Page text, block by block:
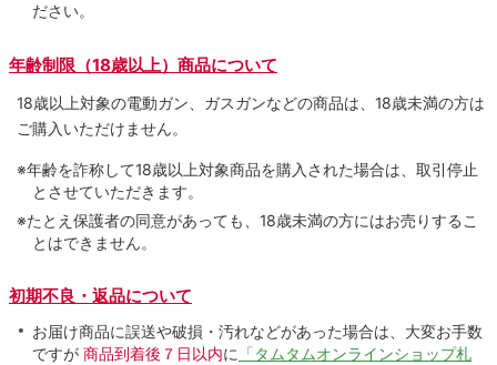
ださい。
年齢制限（18歳以上）商品について
18歳以上対象の電動ガン、ガスガンなどの商品は、18歳未満の方は
ご購入いただけません。
※年齢を詐称して18歳以上対象商品を購入された場合は、取引停止
とさせていただきます。
※たとえ保護者の同意があっても、18歳未満の方にはお売りするこ
とはできません。
初期不良・返品について
お届け商品に誤送や破損・汚れなどがあった場合は、大変お手数
ですが 商品到着後７日以内に 「タムタムオンラインショップ札